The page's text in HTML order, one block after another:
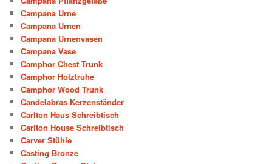
Campana Urne
Campana Urnen
Campana Urnenvasen
Campana Vase
Camphor Chest Trunk
Camphor Holztruhe
Camphor Wood Trunk
Candelabras Kerzenständer
Carlton Haus Schreibtisch
Carlton House Schreibtisch
Carver Stühle
Casting Bronze